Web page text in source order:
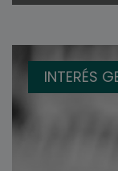
INTERÉS